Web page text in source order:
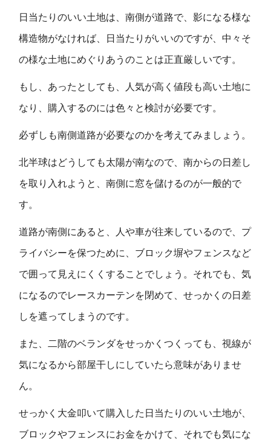
日当たりのいい土地は、南側が道路で、影になる様な
構造物がなければ、日当たりがいいのですが、中々そ
の様な土地にめぐりあうのことは正直厳しいです。
もし、あったとしても、人気が高く値段も高い土地に
なり、購入するのには色々と検討が必要です。
必ずしも南側道路が必要なのかを考えてみましょう。
北半球はどうしても太陽が南なので、南からの日差し
を取り入れようと、南側に窓を儲けるのが一般的で
す。
道路が南側にあると、人や車が往来しているので、プ
ライバシーを保つために、ブロック塀やフェンスなど
で囲って見えにくくすることでしょう。それでも、気
になるのでレースカーテンを閉めて、せっかくの日差
しを遮ってしまうのです。
また、二階のベランダをせっかくつくっても、視線が
気になるから部屋干しにしていたら意味がありませ
ん。
せっかく大金叩いて購入した日当たりのいい土地が、
ブロックやフェンスにお金をかけて、それでも気にな